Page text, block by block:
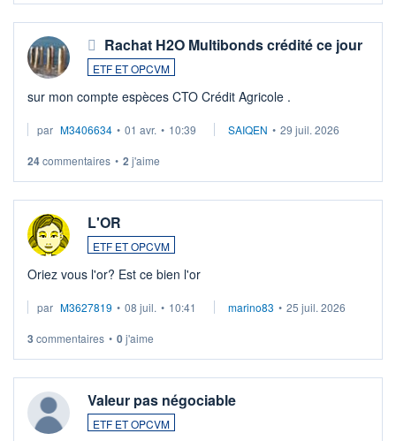
Rachat H2O Multibonds crédité ce jour
ETF ET OPCVM
sur mon compte espèces CTO Crédit Agricole .
par M3406634 • 01 avr. • 10:39 SAIQEN • 29 juil. 2026
24commentaires • 2 j'aime
L'OR
ETF ET OPCVM
Oriez vous l'or? Est ce bien l'or
par M3627819 • 08 juil. • 10:41 marino83 • 25 juil. 2026
3 commentaires • 0j'aime
Valeur pas négociable
ETF ET OPCVM